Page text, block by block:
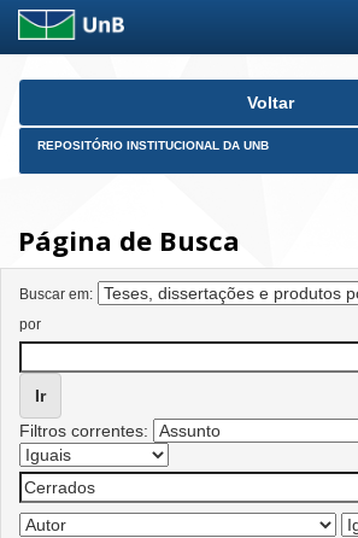
Skip
Voltar
REPOSITÓRIO INSTITUCIONAL DA UNB
Página de Busca
Buscar em:
por
Filtros correntes: